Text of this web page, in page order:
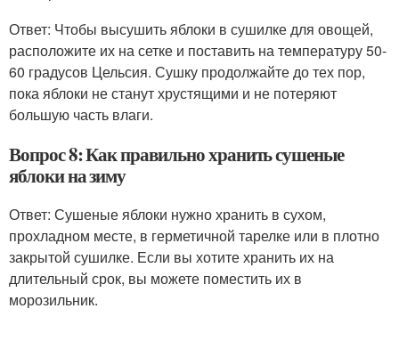
Ответ: Чтобы высушить яблоки в сушилке для овощей,
расположите их на сетке и поставить на температуру 50-
60 градусов Цельсия. Сушку продолжайте до тех пор,
пока яблоки не станут хрустящими и не потеряют
большую часть влаги.
Вопрос 8: Как правильно хранить сушеные
яблоки на зиму
Ответ: Сушеные яблоки нужно хранить в сухом,
прохладном месте, в герметичной тарелке или в плотно
закрытой сушилке. Если вы хотите хранить их на
длительный срок, вы можете поместить их в
морозильник.